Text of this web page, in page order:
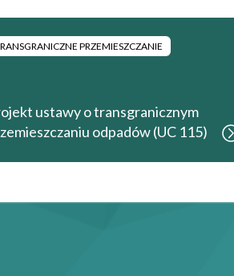
PRZEMIESZCZANIE
ustawy o transgranicznym
odpadów (UC 115)